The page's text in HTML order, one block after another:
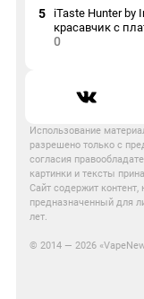
5
iTaste Hunter by
красавчик с
0
Использование
разрешено только с
согласия
картинки и тексты
Сайт содержит контент,
предназначенный для
лет.
© 2014 — 2026